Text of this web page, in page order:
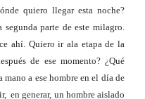
quiero llegar esta noche?
parte de este milagro.
ahí. Quiero ir ala etapa de la
de ese momento? ¿Qué
a ese hombre en el día de
en generar, un hombre aislado